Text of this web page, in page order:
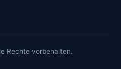
Rechte vorbehalten.